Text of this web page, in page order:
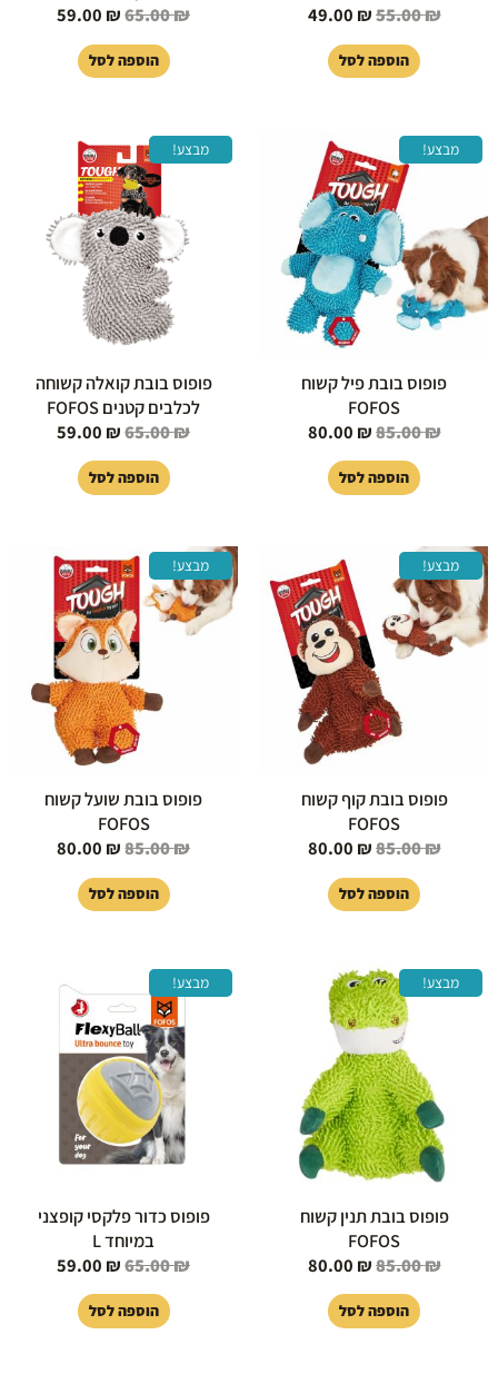
55.00₪
49.00 ₪
הוספה לסל
65.00₪
59.00 ₪
הוספה לסל
מבצע!
פופוס בובת פיל קשוח
FOFOS
85.00₪
המחיר
המקורי
היה:
85.00 ₪.
80.00 ₪
80.00 ₪.
הוספה לסל
מבצע!
פופוס בובת קואלה קשוחה
לכלבים קטנים FOFOS
65.00₪
המחיר
המקורי
היה:
65.00 ₪.
59.00 ₪
הוספה לסל
מבצע!
פופוס בובת קוף קשוח
FOFOS
85.00₪
המחיר
המקורי
היה:
85.00 ₪.
80.00 ₪
הנוכחי
הוא:
80.00 ₪.
הוספה לסל
מבצע!
פופוס בובת שועל קשוח
FOFOS
85.00₪
המחיר
המקורי
היה:
85.00 ₪.
80.00 ₪
המחיר
הנוכחי
80.00 ₪.
הוספה לסל
מבצע!
פופוס בובת תנין קשוח
FOFOS
85.00₪
המחיר
המקורי
היה:
85.00 ₪.
80.00 ₪
הוספה לסל
מבצע!
פופוס כדור פלקסי קופצני
במיוחד L
65.00₪
המקורי
היה:
65.00 ₪.
59.00 ₪
הוספה לסל